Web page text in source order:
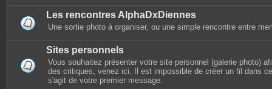
Les rencontres AlphaDxDiennes
Une sortie photo à organiser, ou une simple rencontre entre
Sites personnels
Vous souhaitez présenter votre site personnel (galerie photo)
des critiques, venez ici. Il est impossible de créer un fil dans
s'agit de votre premier message.